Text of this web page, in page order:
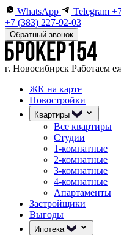
WhatsApp Telegram
+7 (383) 227-92-03
Обратный звонок
г. Новосибирск Работаем
ЖК на карте
Новостройки
Квартиры
Все квартиры
Студии
1-комнатные
2-комнатные
3-комнатные
4-комнатные
Апартаменты
Застройщики
Выгоды
Ипотека